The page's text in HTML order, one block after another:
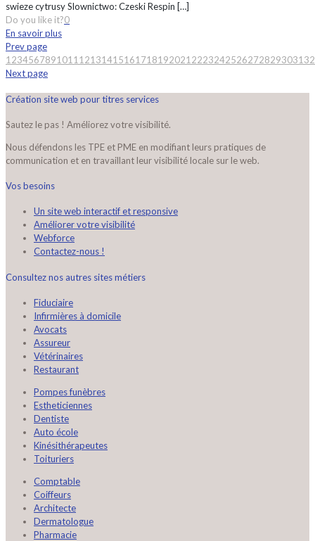
swieze cytrusy Slownictwo: Czeski Respin […]
Do you like it?0
En savoir plus
Prev page
1234567891011121314151617181920212223242526272829303132
Next page
Création site web pour titres services
Sautez le pas ! Améliorez votre visibilité.
Nous défendons les TPE et PME en modifiant leurs pratiques de
communication et en travaillant leur visibilité locale sur le web.
Vos besoins
Un site web interactif et responsive
Améliorer votre visibilité
Webforce
Contactez-nous !
Consultez nos autres sites métiers
Fiduciaire
Infirmières à domicile
Avocats
Assureur
Vétérinaires
Restaurant
Pompes funèbres
Estheticiennes
Dentiste
Auto école
Kinésithérapeutes
Toituriers
Comptable
Coiffeurs
Architecte
Dermatologue
Pharmacie